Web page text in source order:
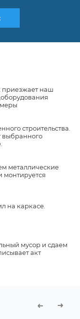
приезжает наш
строительства.
выбранного
металлические
монтируется
на каркасе.
мусор и сдаем
акт